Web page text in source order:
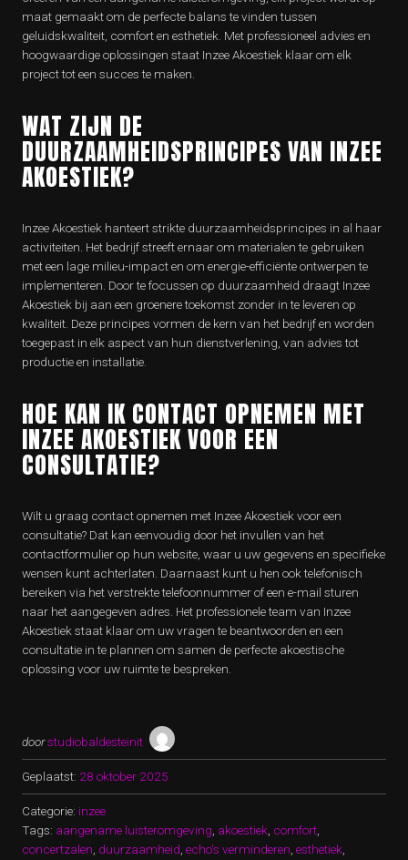
maat gemaakt om de perfecte balans te vinden tussen
geluidskwaliteit, comfort en esthetiek. Met professioneel advies en
hoogwaardige oplossingen staat Inzee Akoestiek klaar om elk
project tot een succes te maken.
WAT ZIJN DE
DUURZAAMHEIDSPRINCIPES VAN INZEE
AKOESTIEK?
Inzee Akoestiek hanteert strikte duurzaamheidsprincipes in al haar
activiteiten. Het bedrijf streeft ernaar om materialen te gebruiken
met een lage milieu-impact en om energie-efficiënte ontwerpen te
implementeren. Door te focussen op duurzaamheid draagt Inzee
Akoestiek bij aan een groenere toekomst zonder in te leveren op
kwaliteit. Deze principes vormen de kern van het bedrijf en worden
toegepast in elk aspect van hun dienstverlening, van advies tot
productie en installatie.
HOE KAN IK CONTACT OPNEMEN MET
INZEE AKOESTIEK VOOR EEN
CONSULTATIE?
Wilt u graag contact opnemen met Inzee Akoestiek voor een
consultatie? Dat kan eenvoudig door het invullen van het
contactformulier op hun website, waar u uw gegevens en specifieke
wensen kunt achterlaten. Daarnaast kunt u hen ook telefonisch
bereiken via het verstrekte telefoonnummer of een e-mail sturen
naar het aangegeven adres. Het professionele team van Inzee
Akoestiek staat klaar om uw vragen te beantwoorden en een
consultatie in te plannen om samen de perfecte akoestische
oplossing voor uw ruimte te bespreken.
doorstudiobaldesteinit
Geplaatst: 28 oktober 2025
Categorie: inzee
Tags: aangename luisteromgeving akoestiek comfort
concertzalen duurzaamheid echo's verminderen esthetiek